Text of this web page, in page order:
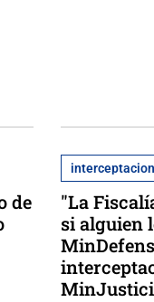
de
"La
si alguien